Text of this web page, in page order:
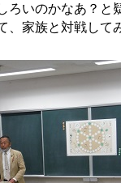
いのかなあ？と
、家族と対戦して